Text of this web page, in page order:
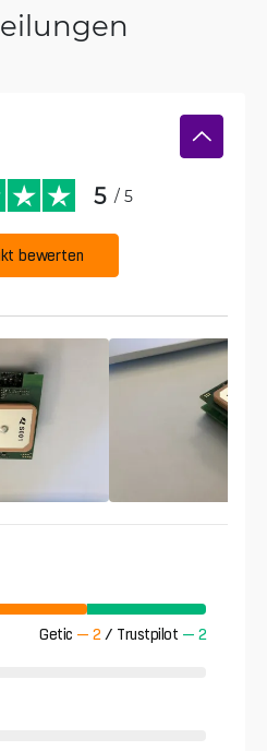
5 / 5
bewerten
Getic — 2 / Trustpilot — 2